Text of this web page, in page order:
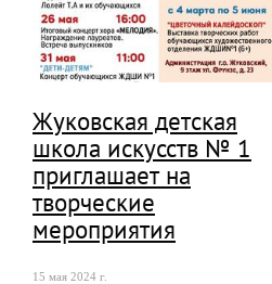
Жуковская детская
школа искусств № 1
приглашает на
творческие
мероприятия
15 мая 2024 г.